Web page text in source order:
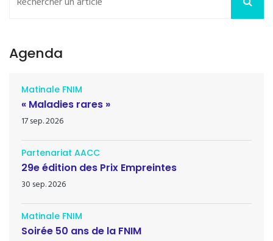
Agenda
Matinale FNIM
« Maladies rares »
17 sep. 2026
Partenariat AACC
29e édition des Prix Empreintes
30 sep. 2026
Matinale FNIM
Soirée 50 ans de la FNIM